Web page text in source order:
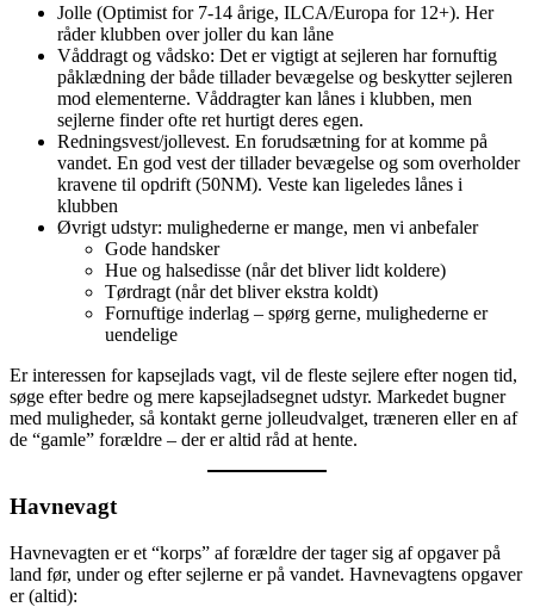
Jolle (Optimist for 7-14 årige, ILCA/Europa for 12+). Her
råder klubben over joller du kan låne
Våddragt og vådsko: Det er vigtigt at sejleren har fornuftig
påklædning der både tillader bevægelse og beskytter sejleren
mod elementerne. Våddragter kan lånes i klubben, men
sejlerne finder ofte ret hurtigt deres egen.
Redningsvest/jollevest. En forudsætning for at komme på
vandet. En god vest der tillader bevægelse og som overholder
kravene til opdrift (50NM). Veste kan ligeledes lånes i
klubben
Øvrigt udstyr: mulighederne er mange, men vi anbefaler
Gode handsker
Hue og halsedisse (når det bliver lidt koldere)
Tørdragt (når det bliver ekstra koldt)
Fornuftige inderlag – spørg gerne, mulighederne er
uendelige
Er interessen for kapsejlads vagt, vil de fleste sejlere efter nogen tid,
søge efter bedre og mere kapsejladsegnet udstyr. Markedet bugner
med muligheder, så kontakt gerne jolleudvalget, træneren eller en af
de “gamle” forældre – der er altid råd at hente.
Havnevagt
Havnevagten er et “korps” af forældre der tager sig af opgaver på
land før, under og efter sejlerne er på vandet. Havnevagtens opgaver
er (altid):